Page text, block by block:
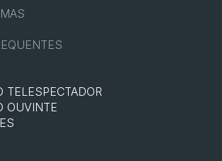
TELESPECTADOR
OUVINTE